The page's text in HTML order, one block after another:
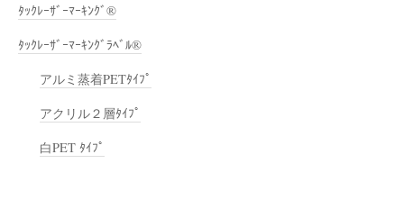
ﾀｯｸﾚｰｻﾞｰﾏｰｷﾝｸﾞ®
ﾀｯｸﾚｰｻﾞｰﾏｰｷﾝｸﾞﾗﾍﾞﾙ®
アルミ蒸着PETﾀｲﾌﾟ
アクリル２層ﾀｲﾌﾟ
白PET ﾀｲﾌﾟ